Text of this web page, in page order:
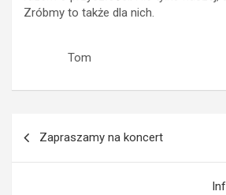
Zróbmy to także dla nich.
Tom
wpisu
Zapraszamy na koncert